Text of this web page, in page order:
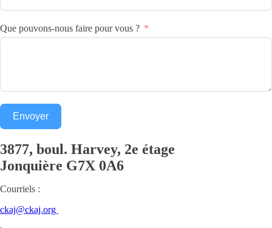
Que pouvons-nous faire pour vous ?
Envoyer
3877, boul. Harvey, 2e étage
Jonquière G7X 0A6
Courriels :
ckaj@ckaj.org